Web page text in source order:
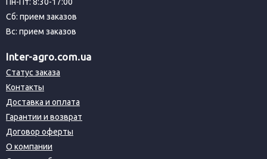
Сб: прием заказов
Вс: прием заказов
Inter-agro.com.ua
Статус заказа
Контакты
Доставка и оплата
Гарантии и возврат
Договор оферты
О компании